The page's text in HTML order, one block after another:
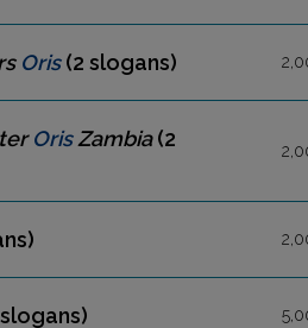
Oris(2 slogans)
OrisZambia(2